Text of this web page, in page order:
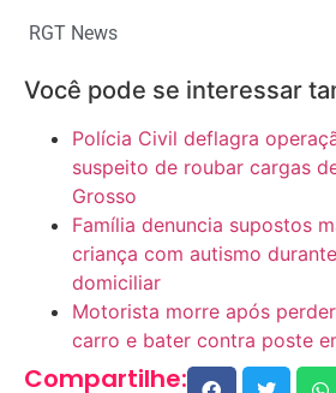
RGT News
Você pode se interessar
Polícia Civil deflagra
suspeito de roubar cargas
Grosso
Família denuncia supostos
criança com autismo
domiciliar
Motorista morre após
carro e bater contra poste
Compartilhe: